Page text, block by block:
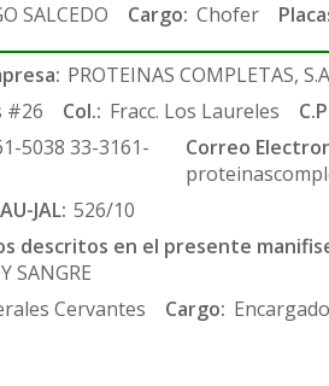
SALCEDO Cargo: Chofer
PROTEINAS COMPLETAS,
#26 Col.: Fracc. Los Laureles
5038 33-3161-
Correo
JAL: 526/10
descritos en el presente
SANGRE
Cervantes Cargo: